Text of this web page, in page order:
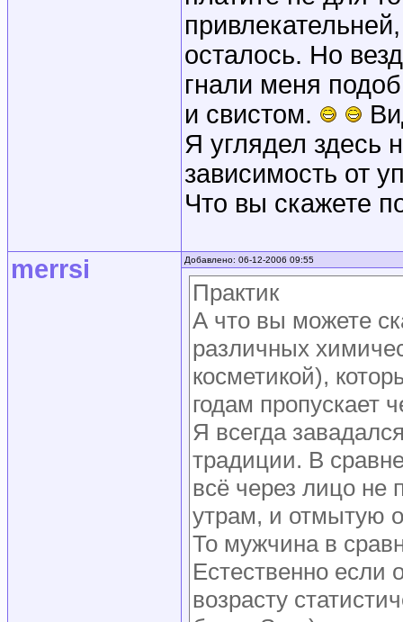
осталось. Но
гнали меня
и свистом.
Я углядел здесь
зависимость от
Что вы скажете
merrsi Добавлено: 06-12-2006 09:55
Практик
А что вы можете
различных
косметикой),
годам пропускает
Я всегда
традиции. В
всё через лицо не
утрам, и отмытую
То мужчина в
Естественно если
возрасту